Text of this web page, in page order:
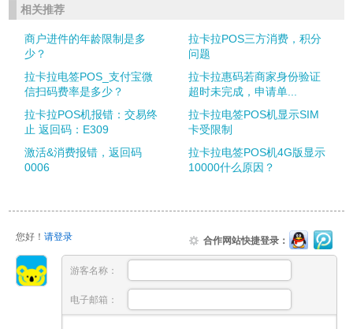
相关推荐
商户进件的年龄限制是多
少？
拉卡拉POS三方消费，积分
问题
拉卡拉电签POS_支付宝微
信扫码费率是多少？
拉卡拉惠码若商家身份验证
超时未完成，申请单...
拉卡拉POS机报错：交易终
止 返回码：E309
拉卡拉电签POS机显示SIM
卡受限制
激活&消费报错，返回码
0006
拉卡拉电签POS机4G版显示
10000什么原因？
您好！ 请登录 合作网站快捷登录：
游客名称：
电子邮箱：